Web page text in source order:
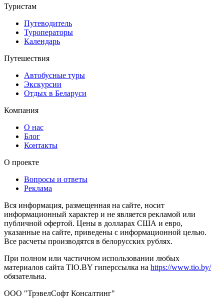
Туристам
Путеводитель
Туроператоры
Календарь
Путешествия
Автобусные туры
Экскурсии
Отдых в Беларуси
Компания
О нас
Блог
Контакты
О проекте
Вопросы и ответы
Реклама
Вся информация, размещенная на сайте, носит
информационный характер и не является рекламой или
публичной офертой. Цены в долларах США и евро,
указанные на сайте, приведены с информационной целью.
Все расчеты производятся в белорусских рублях.
При полном или частичном использовании любых
материалов сайта TIO.BY гиперссылка на https://www.tio.by/
обязательна.
ООО "ТрэвелСофт Консалтинг"